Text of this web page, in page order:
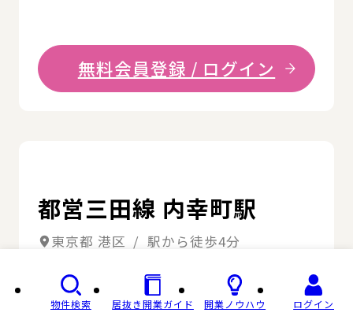
無料会員登録 / ログイン
都営三田線 内幸町駅
東京都 港区 / 駅から徒歩4分
契約済み
詳細
物件検索 居抜き開業ガイド 開業ノウハウ ログイン